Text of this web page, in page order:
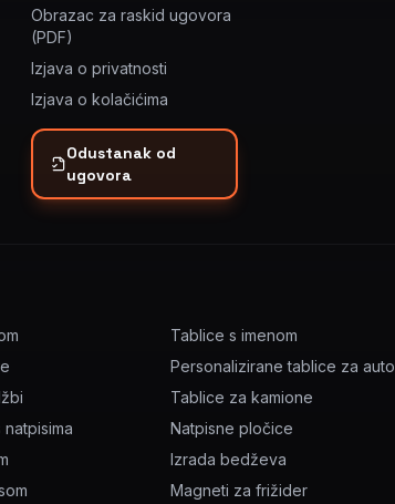
Obrazac za raskid ugovora
(PDF)
Izjava o privatnosti
Izjava o kolačićima
Odustanak od
ugovora
Tablice s imenom
Personalizirane tablice za auto
Tablice za kamione
Natpisne pločice
Izrada bedževa
Magneti za frižider